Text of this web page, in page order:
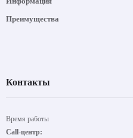
Преимущества
Контакты
Время работы
Call-центр: